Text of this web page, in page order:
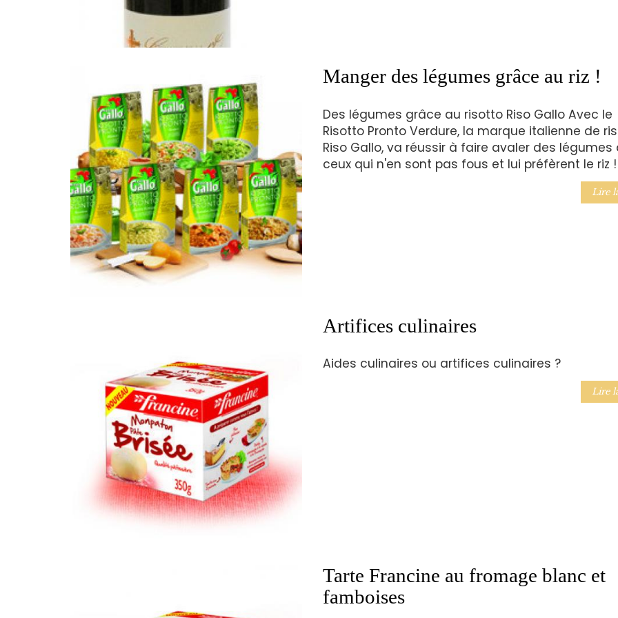
Manger des légumes grâce au riz !
Des légumes grâce au risotto Riso Gallo Avec le
Risotto Pronto Verdure, la marque italienne de
Riso Gallo, va réussir à faire avaler des légumes
ceux qui n'en sont pas fous et lui préfèrent le riz
Lire
Artifices culinaires
Aides culinaires ou artifices culinaires ?
Lire
Tarte Francine au fromage blanc et
famboises